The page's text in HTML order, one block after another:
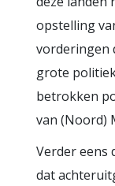
opstelling
vorderingen
grote
betrokken
van (Noord)
Verder eens
dat